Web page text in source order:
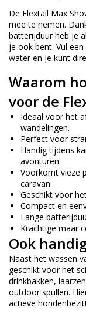
De Flextail Max
mee te nemen.
batterijduur heb je
je ook bent. Vul
water en je kunt
Waarom
voor de
Ideaal voor het
wandelingen.
Perfect voor
Handig tijdens
avonturen.
Voorkomt vieze
caravan.
Geschikt voor
Compact en
Lange
Krachtige maar
Ook
Naast het wassen
geschikt voor het
drinkbakken,
outdoor spullen.
actieve